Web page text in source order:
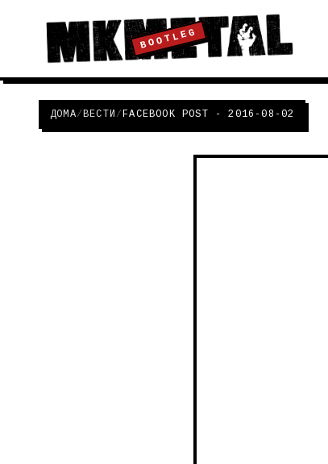
BOOTLEG
ДОМА/ВЕСТИ /FACEBOOK POST - 2016-08-02